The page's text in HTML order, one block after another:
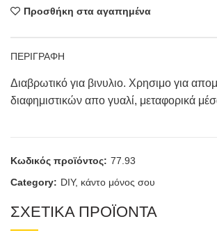
Προσθήκη στα αγαπημένα
ΠΕΡΙΓΡΑΦΗ
Διαβρωτικό για βινυλιο. Χρησιμο για
διαφημιστικών απο γυαλί, μεταφορικά
Κωδικός προϊόντος: 77.93
Category: DIY, κάντο μόνος σου
ΣΧΕΤΙΚΑ ΠΡΟΪΟΝΤΑ